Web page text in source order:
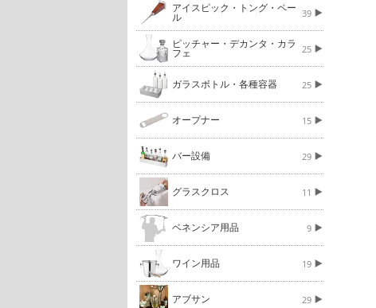
アイスピック・トング・ペー
ル 39
ピッチャー・デカンタ・カラ
フェ 25
ガラスボトル・各種容器 25
オープナー 15
バー設備 29
グラスクロス 11
ベネンシア用品 9
ワイン用品 19
アブサン 29